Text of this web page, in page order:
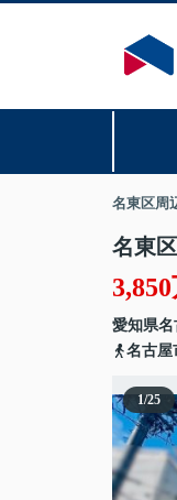
名東区周
名東
愛知県名
名古屋
1/25